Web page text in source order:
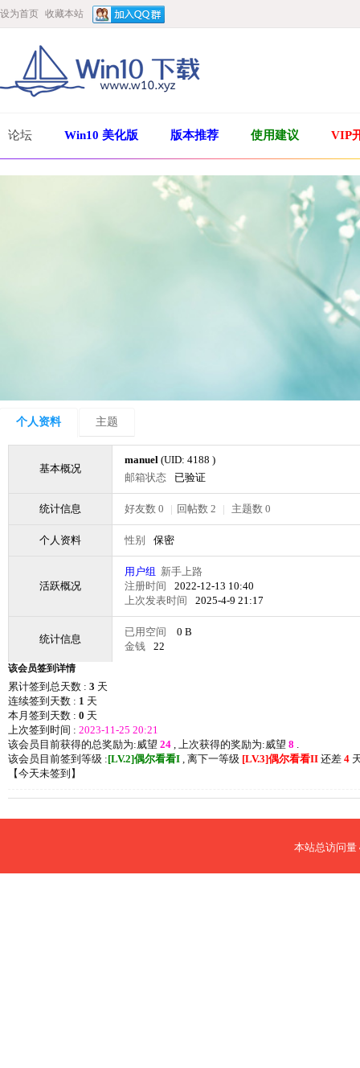
设为首页 收藏本站
论坛 Win10 美化版 版本推荐 使用建议 VIP
个人资料 主题
基本概况
manuel (UID: 4188 )
邮箱状态
已验证
统计信息 好友数 0 | 回帖数 2 | 主题数 0
个人资料 性别 保密
活跃概况
用户组 新手上路
注册时间
2022-12-13 10:40
上次发表时间
2025-4-9 21:17
统计信息
已用空间
0 B
金钱
22
该会员签到详情
累计签到总天数 : 3 天
连续签到天数 : 1 天
本月签到天数 : 0 天
上次签到时间 : 2023-11-25 20:21
该会员目前获得的总奖励为:威望 24 , 上次获得的奖励为:威望 8 .
该会员目前签到等级 :[LV.2]偶尔看看I , 离下一等级 [LV.3]偶尔看看II 还差 4
【今天未签到 】
本站总访问量